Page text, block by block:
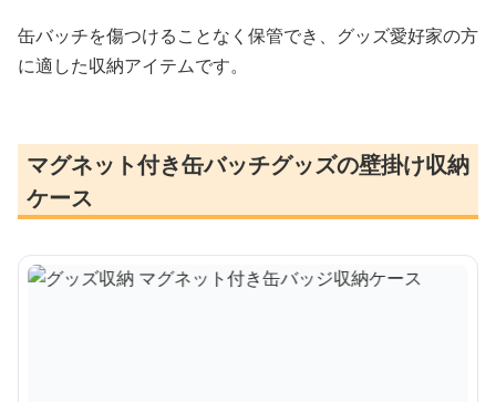
缶バッチを傷つけることなく保管でき、グッズ愛好家の方
に適した収納アイテムです。
マグネット付き缶バッチグッズの壁掛け収納
ケース